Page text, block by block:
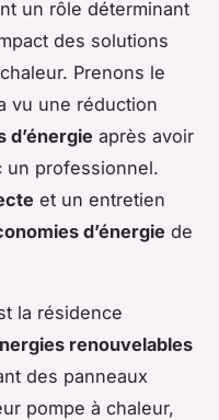
un rôle déterminant
des solutions
Prenons le
vu une réduction
d’énergie après avoir
un professionnel.
et un entretien
d’énergie de
la résidence
renouvelables
des panneaux
pompe à chaleur,